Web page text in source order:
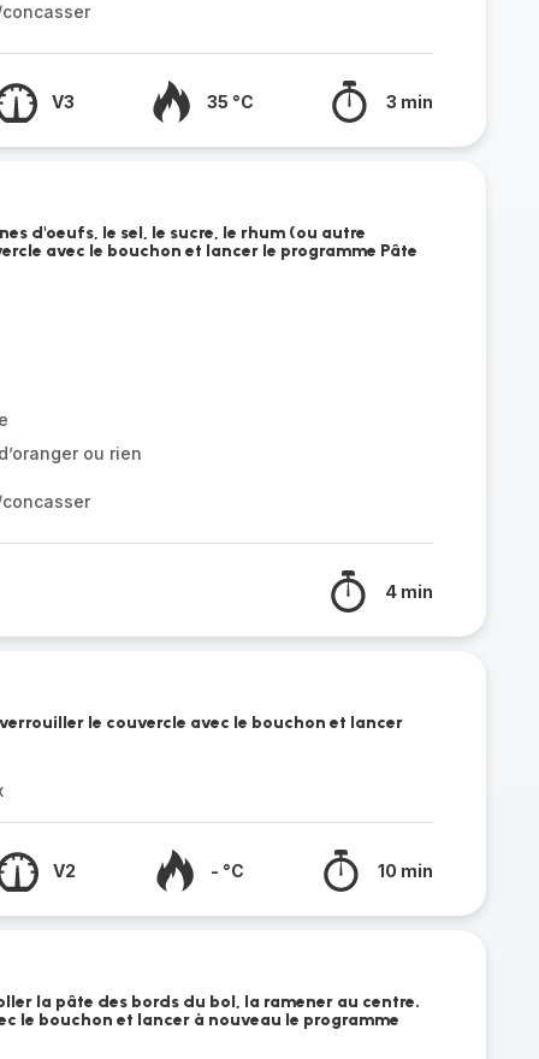
V3 35 °C 3 min
d'oeufs, le sel, le sucre, le rhum (ou autre
avec le bouchon et lancer le programme Pâte
ou rien
4 min
le couvercle avec le bouchon et lancer
V2 - °C 10 min
la pâte des bords du bol, la ramener au centre.
le bouchon et lancer à nouveau le programme